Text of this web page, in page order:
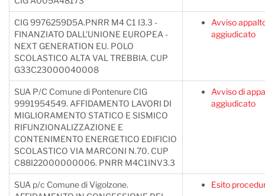
CIG 9976259D5A.PNRR M4 C1 I3.3 -
FINANZIATO DALL'UNIONE EUROPEA -
NEXT GENERATION EU. POLO
SCOLASTICO ALTA VAL TREBBIA. CUP
G33C23000040008
Avviso
aggiudicato
SUA P/C Comune di Pontenure CIG
9991954549. AFFIDAMENTO LAVORI DI
MIGLIORAMENTO STATICO E SISMICO
RIFUNZIONALIZZAZIONE E
CONTENIMENTO ENERGETICO EDIFICIO
SCOLASTICO VIA MARCONI N.70. CUP
C88I22000000006. PNRR M4C1INV3.3
Avviso di
aggiudicato
SUA p/c Comune di Vigolzone.
Esito